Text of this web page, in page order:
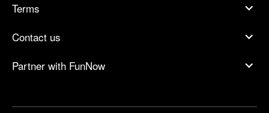
Terms
Contact us
Partner with FunNow